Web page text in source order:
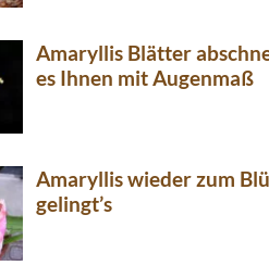
Amaryllis Blätter
es Ihnen mit Augenmaß
Amaryllis wieder zum
gelingt’s